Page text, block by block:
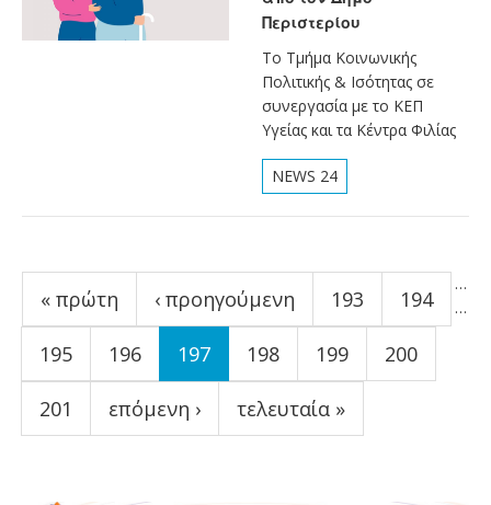
Περιστερίου
Το Τμήμα Κοινωνικής
Πολιτικής & Ισότητας σε
συνεργασία με το ΚΕΠ
Υγείας και τα Κέντρα Φιλίας
NEWS 24
Σελίδες
« πρώτη ‹ προηγούμενη
…
193 194
195 196 197 198 199 200
201
…
επόμενη › τελευταία »